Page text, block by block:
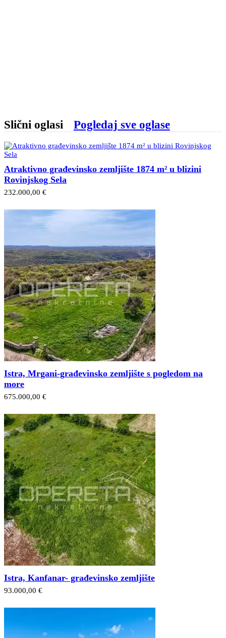
Slični oglasi Pogledaj sve oglase
Atraktivno građevinsko zemljište 1874 m² u blizini
Rovinjskog Sela
232.000,00 €
Istra, Mrgani-građevinsko zemljište s pogledom na
more
675.000,00 €
Istra, Kanfanar- građevinsko zemljište
93.000,00 €